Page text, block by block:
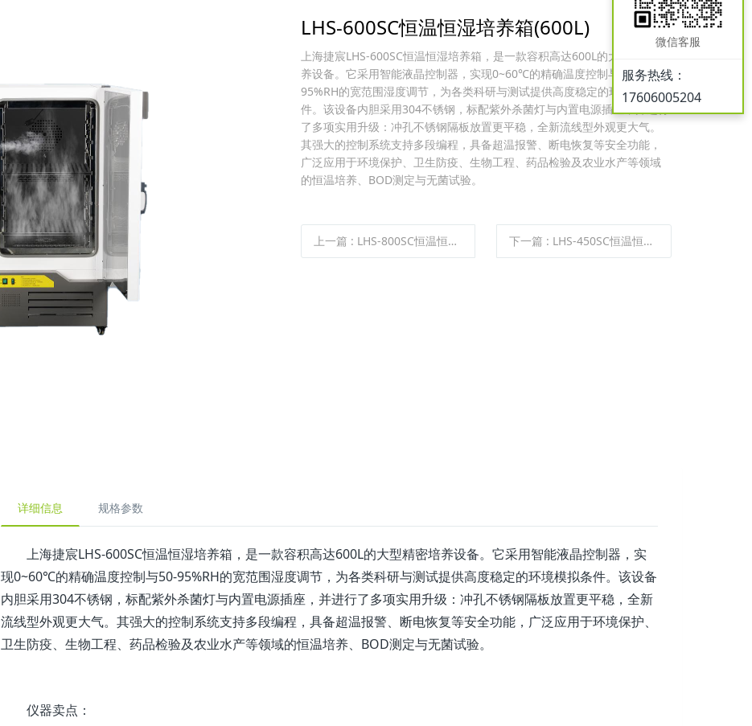
LHS-600SC恒温恒湿培养箱(600L)
上海捷宸LHS-600SC恒温恒湿培养箱，是一款容积高达600L的大型精密培
养设备。它采用智能液晶控制器，实现0~60℃的精确温度控制与50-
95%RH的宽范围湿度调节，为各类科研与测试提供高度稳定的环境模拟条
件。该设备内胆采用304不锈钢，标配紫外杀菌灯与内置电源插座，并进行
了多项实用升级：冲孔不锈钢隔板放置更平稳，全新流线型外观更大气。
其强大的控制系统支持多段编程，具备超温报警、断电恢复等安全功能，
广泛应用于环境保护、卫生防疫、生物工程、药品检验及农业水产等领域
的恒温培养、BOD测定与无菌试验。
上一篇 : LHS-800SC恒温恒湿培养箱(800L) 下一篇 : LHS-450SC恒温恒湿培养箱(450L)
详细信息 规格参数
上海捷宸LHS-600SC恒温恒湿培养箱，是一款容积高达600L的大型精密培养设备。它采用智能液晶控制器，实
现0~60℃的精确温度控制与50-95%RH的宽范围湿度调节，为各类科研与测试提供高度稳定的环境模拟条件。该设备
内胆采用304不锈钢，标配紫外杀菌灯与内置电源插座，并进行了多项实用升级：冲孔不锈钢隔板放置更平稳，全新
流线型外观更大气。其强大的控制系统支持多段编程，具备超温报警、断电恢复等安全功能，广泛应用于环境保护、
卫生防疫、生物工程、药品检验及农业水产等领域的恒温培养、BOD测定与无菌试验。
仪器卖点：
微信客服
服务热线：
17606005204